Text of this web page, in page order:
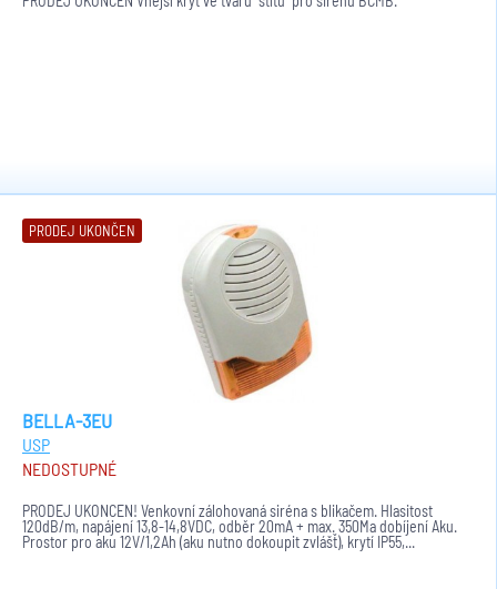
PRODEJ UKONČEN
BELLA-3EU
USP
NEDOSTUPNÉ
PRODEJ UKONČEN! Venkovní zálohovaná siréna s blikačem. Hlasitost
120dB/m, napájení 13,8-14,8VDC, odběr 20mA + max. 350Ma dobíjení Aku.
Prostor pro aku 12V/1,2Ah (aku nutno dokoupit zvlášť), krytí IP55,...